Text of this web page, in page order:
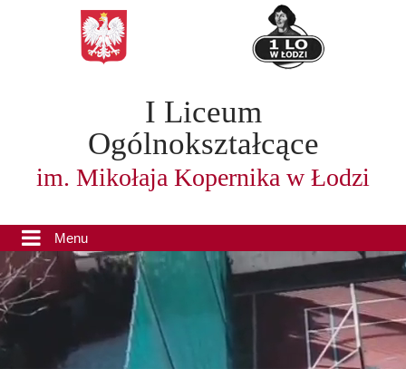
I Liceum
Ogólnokształcące
im. Mikołaja Kopernika w Łodzi
Menu